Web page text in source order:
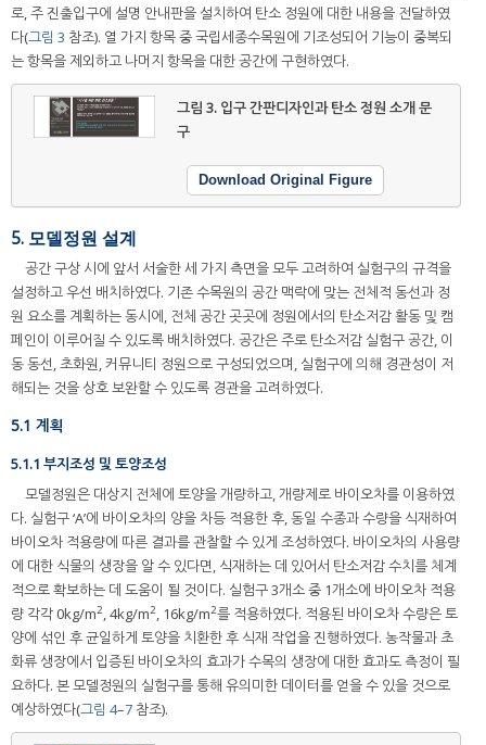
로, 주 진출입구에 설명 안내판을 설치하여 탄소 정원에 대한 내용을 전달하였
다(그림 3 참조). 열 가지 항목 중 국립세종수목원에 기조성되어 기능이 중복되
는 항목을 제외하고 나머지 항목을 대한 공간에 구현하였다.
그림 3. 입구 간판디자인과 탄소 정원 소개 문
구
Download Original Figure
5. 모델정원 설계
공간 구상 시에 앞서 서술한 세 가지 측면을 모두 고려하여 실험구의 규격을
설정하고 우선 배치하였다. 기존 수목원의 공간 맥락에 맞는 전체적 동선과 정
원 요소를 계획하는 동시에, 전체 공간 곳곳에 정원에서의 탄소저감 활동 및 캠
페인이 이루어질 수 있도록 배치하였다. 공간은 주로 탄소저감 실험구 공간, 이
동 동선, 초화원, 커뮤니티 정원으로 구성되었으며, 실험구에 의해 경관성이 저
해되는 것을 상호 보완할 수 있도록 경관을 고려하였다.
5.1 계획
5.1.1 부지조성 및 토양조성
모델정원은 대상지 전체에 토양을 개량하고, 개량제로 바이오차를 이용하였
다. 실험구 ‘A’에 바이오차의 양을 차등 적용한 후, 동일 수종과 수량을 식재하여
바이오차 적용량에 따른 결과를 관찰할 수 있게 조성하였다. 바이오차의 사용량
에 대한 식물의 생장을 알 수 있다면, 식재하는 데 있어서 탄소저감 수치를 체계
적으로 확보하는 데 도움이 될 것이다. 실험구 3개소 중 1개소에 바이오차 적용
량 각각 0kg/m2, 4kg/m2, 16kg/m2를 적용하였다. 적용된 바이오차 수량은 토
양에 섞인 후 균일하게 토양을 치환한 후 식재 작업을 진행하였다. 농작물과 초
화류 생장에서 입증된 바이오차의 효과가 수목의 생장에 대한 효과도 측정이 필
요하다. 본 모델정원의 실험구를 통해 유의미한 데이터를 얻을 수 있을 것으로
예상하였다(그림 4–7 참조).